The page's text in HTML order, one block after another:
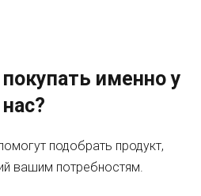
именно у
нас?
подобрать продукт,
вашим потребностям.